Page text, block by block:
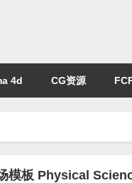
4d CG资源
模板 Physical